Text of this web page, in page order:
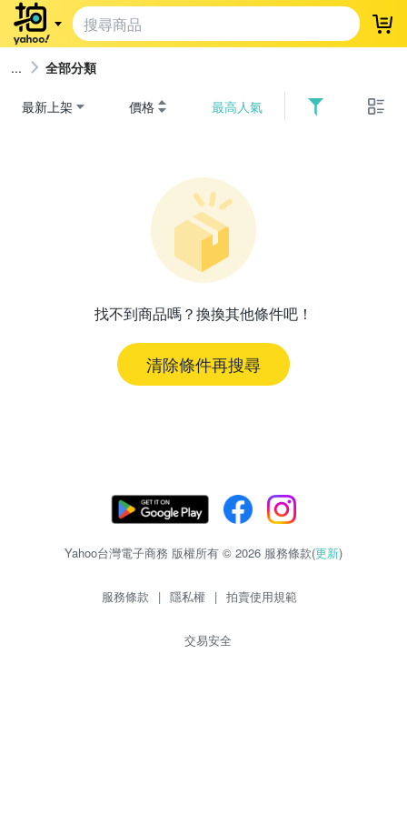
登
全部分類
最新上架 價格 最高人氣
找不到商品嗎？換換其他條件吧！
清除條件再搜尋
Yahoo台灣電子商務 版權所有 © 2026 服務條款(更新)
服務條款 | 隱私權 | 拍賣使用規範
交易安全